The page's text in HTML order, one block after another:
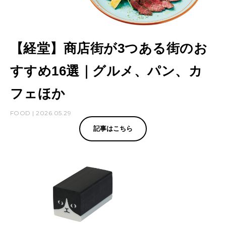
【経堂】商店街が3つある街のお
すすめ16選｜グルメ、パン、カ
フェほか
FOOD | 2026.05.29
記事はこちら